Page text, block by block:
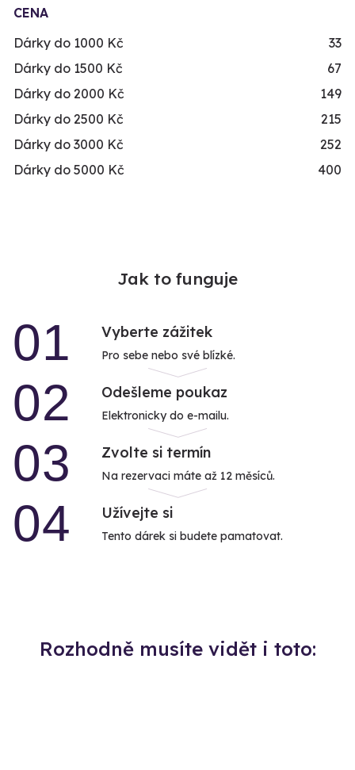
CENA
Dárky do 1000 Kč
33
Dárky do 1500 Kč
67
Dárky do 2000 Kč
149
Dárky do 2500 Kč
215
Dárky do 3000 Kč
252
Dárky do 5000 Kč
400
Jak to funguje
01 Vyberte zážitek
Pro sebe nebo své blízké.
02 Odešleme poukaz
Elektronicky do e-mailu.
03 Zvolte si termín
Na rezervaci máte až 12 měsíců.
04 Užívejte si
Tento dárek si budete pamatovat.
Rozhodně musíte vidět i toto: